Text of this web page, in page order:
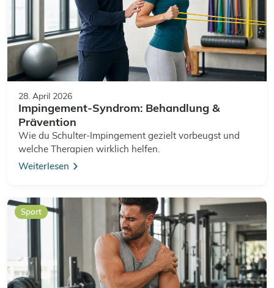
28. April 2026
Impingement-Syndrom: Behandlung &
Prävention
Wie du Schulter-Impingement gezielt vorbeugst und
welche Therapien wirklich helfen.
Weiterlesen
Sport